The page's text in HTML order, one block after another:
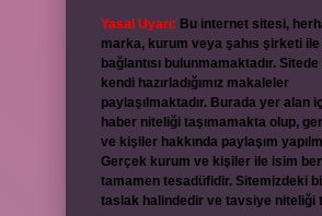
Yasal Uyarı: Bu internet sitesi,
marka, kurum veya şahıs şirketi
bağlantısı bulunmamaktadır. Sitede
kendi hazırladığımız makaleler
paylaşılmaktadır. Burada yer alan
haber niteliği taşımamakta olup,
ve kişiler hakkında paylaşım
Gerçek kurum ve kişiler ile isim
tamamen tesadüfidir. Sitemizdeki
taslak halindedir ve tavsiye niteliği